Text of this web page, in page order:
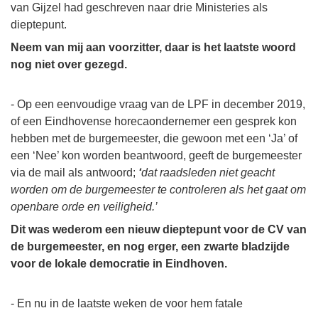
van Gijzel had geschreven naar drie Ministeries als
dieptepunt.
Neem van mij aan voorzitter, daar is het laatste woord
nog niet over gezegd.
- Op een eenvoudige vraag van de LPF in december 2019,
of een Eindhovense horecaondernemer een gesprek kon
hebben met de burgemeester, die gewoon met een ‘Ja’ of
een ‘Nee’ kon worden beantwoord, geeft de burgemeester
via de mail als antwoord; ‘dat raadsleden niet geacht
worden om de burgemeester te controleren als het gaat om
openbare orde en veiligheid.’
Dit was wederom een nieuw dieptepunt voor de CV van
de burgemeester, en nog erger, een zwarte bladzijde
voor de lokale democratie in Eindhoven.
- En nu in de laatste weken de voor hem fatale